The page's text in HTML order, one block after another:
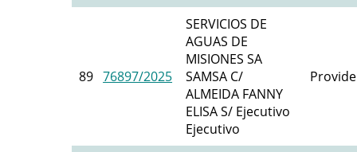
89 76897/2025
SERVICIOS DE
AGUAS DE
MISIONES SA
SAMSA C/
ALMEIDA FANNY
ELISA S/ Ejecutivo
Ejecutivo